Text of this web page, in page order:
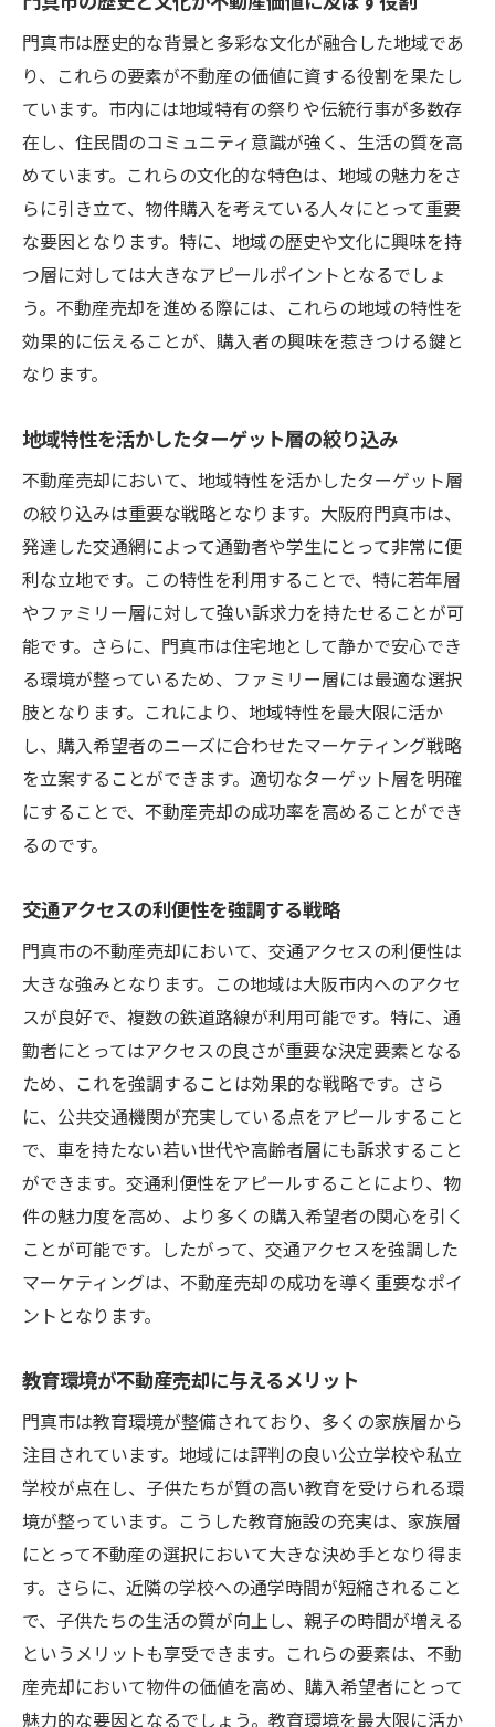
エージェントの選び方とその重要性
現代のマーケティング手法の活用
不動産価値を上げる最新のトレンド
不動産売却で失敗しないための門真市特有の戦
略とは
売却前に知っておきたい地域特性
門真市独自の法的手続きのポイント
避けたい失敗例とその教訓
購入者心理を理解した効果的な戦術
門真市の不動産市場の理解が売却成功の鍵
市場調査の基礎知識とその重要性
データに基づく市場分析の進め方
地域価格動向の把握と予測
市場変動が与える影響の理解
地域特有の需要と供給の法則
成功事例から学ぶ市場理解のポイント
地域密着型アプローチで門真市の不動産売却を
成功に導く
地元のニーズを把握するための方法
地域情報の積極的な活用術
コミュニティとの連携を強化する方法
不動産売却をスムーズに進める門真市での具体
的ステップ
売却準備から契約までの流れ
効果的な広告戦略とその実践法
買手との交渉を成功させるための秘訣
書類準備のポイントと注意点
専門家のサポートを受けるメリット
売却後の手続きとフォローアップ
納得のいく取引を実現するための門真市の不動
不動産売却における交渉術の基本
信頼できるエージェントの見つけ方
物件の魅力を引き出すプレゼンテーション
心理的価値を高める販売戦術
売却活動のモニタリングと改善
最後まで安心して取引を進めるためのポイ
ント
門真市は歴史的な背景と多彩な文化が融合した地域であ
り、これらの要素が不動産の価値に資する役割を果たし
ています。市内には地域特有の祭りや伝統行事が多数存
在し、住民間のコミュニティ意識が強く、生活の質を高
めています。これらの文化的な特色は、地域の魅力をさ
らに引き立て、物件購入を考えている人々にとって重要
な要因となります。特に、地域の歴史や文化に興味を持
つ層に対しては大きなアピールポイントとなるでしょ
う。不動産売却を進める際には、これらの地域の特性を
効果的に伝えることが、購入者の興味を惹きつける鍵と
なります。
地域特性を活かしたターゲット層の絞り込み
不動産売却において、地域特性を活かしたターゲット層
の絞り込みは重要な戦略となります。大阪府門真市は、
発達した交通網によって通勤者や学生にとって非常に便
利な立地です。この特性を利用することで、特に若年層
やファミリー層に対して強い訴求力を持たせることが可
能です。さらに、門真市は住宅地として静かで安心でき
る環境が整っているため、ファミリー層には最適な選択
肢となります。これにより、地域特性を最大限に活か
し、購入希望者のニーズに合わせたマーケティング戦略
を立案することができます。適切なターゲット層を明確
にすることで、不動産売却の成功率を高めることができ
るのです。
交通アクセスの利便性を強調する戦略
門真市の不動産売却において、交通アクセスの利便性は
大きな強みとなります。この地域は大阪市内へのアクセ
スが良好で、複数の鉄道路線が利用可能です。特に、通
勤者にとってはアクセスの良さが重要な決定要素となる
ため、これを強調することは効果的な戦略です。さら
に、公共交通機関が充実している点をアピールすること
で、車を持たない若い世代や高齢者層にも訴求すること
ができます。交通利便性をアピールすることにより、物
件の魅力度を高め、より多くの購入希望者の関心を引く
ことが可能です。したがって、交通アクセスを強調した
マーケティングは、不動産売却の成功を導く重要なポイ
ントとなります。
教育環境が不動産売却に与えるメリット
門真市は教育環境が整備されており、多くの家族層から
注目されています。地域には評判の良い公立学校や私立
学校が点在し、子供たちが質の高い教育を受けられる環
境が整っています。こうした教育施設の充実は、家族層
にとって不動産の選択において大きな決め手となり得ま
す。さらに、近隣の学校への通学時間が短縮されること
で、子供たちの生活の質が向上し、親子の時間が増える
というメリットも享受できます。これらの要素は、不動
産売却において物件の価値を高め、購入希望者にとって
魅力的な要因となるでしょう。教育環境を最大限に活か